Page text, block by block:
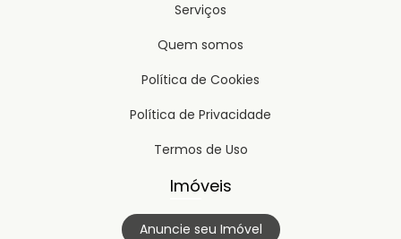
Serviços
Quem somos
Política de Cookies
Política de Privacidade
Termos de Uso
Imóveis
Anuncie seu Imóvel